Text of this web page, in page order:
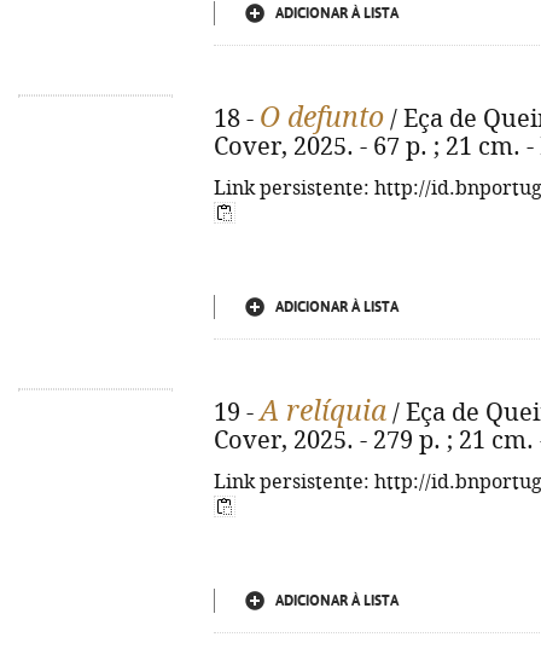
ADICIONAR À LISTA
18 - O defunto / Eça de
Cover, 2025. - 67 p. ; 21 cm.
Link persistente: http://
ADICIONAR À LISTA
19 -A relíquia / Eça de
Cover, 2025. - 279 p. ; 21
Link persistente: http://
ADICIONAR À LISTA